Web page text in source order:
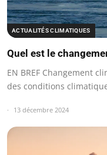
ACTUALITÉS CLIMATIQUES
Quel est le
EN BREF Changement
des conditions
13 décembre 2024